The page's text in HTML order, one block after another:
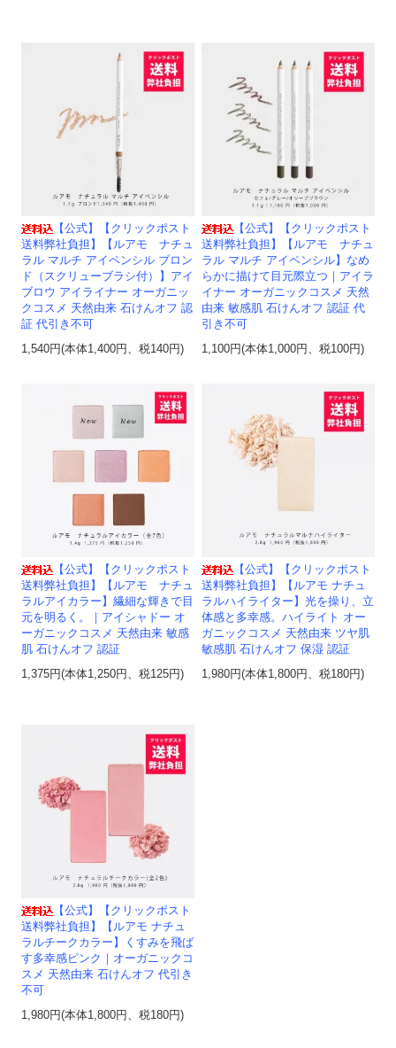
【公式】【クリックポスト
送料弊社負担】【ルアモ ナチュ
ラル マルチ アイペンシル ブロン
ド（スクリューブラシ付）】アイ
ブロウ アイライナー オーガニッ
クコスメ 天然由来 石けんオフ 認
証 代引き不可
1,540円(本体1,400円、税140円)
【公式】【クリックポスト
送料弊社負担】【ルアモ ナチュ
ラル マルチ アイペンシル】なめ
らかに描けて目元際立つ｜アイラ
イナー オーガニックコスメ 天然
由来 敏感肌 石けんオフ 認証 代
引き不可
1,100円(本体1,000円、税100円)
【公式】【クリックポスト
送料弊社負担】【ルアモ ナチュ
ラルアイカラー】繊細な輝きで目
元を明るく。｜アイシャドー オ
ーガニックコスメ 天然由来 敏感
肌 石けんオフ 認証
1,375円(本体1,250円、税125円)
【公式】【クリックポスト
送料弊社負担】【ルアモ ナチュ
ラルハイライター】光を操り、立
体感と多幸感。ハイライト オー
ガニックコスメ 天然由来 ツヤ肌
敏感肌 石けんオフ 保湿 認証
1,980円(本体1,800円、税180円)
【公式】【クリックポスト
送料弊社負担】【ルアモ ナチュ
ラルチークカラー】くすみを飛ば
す多幸感ピンク｜オーガニックコ
スメ 天然由来 石けんオフ 代引き
不可
1,980円(本体1,800円、税180円)